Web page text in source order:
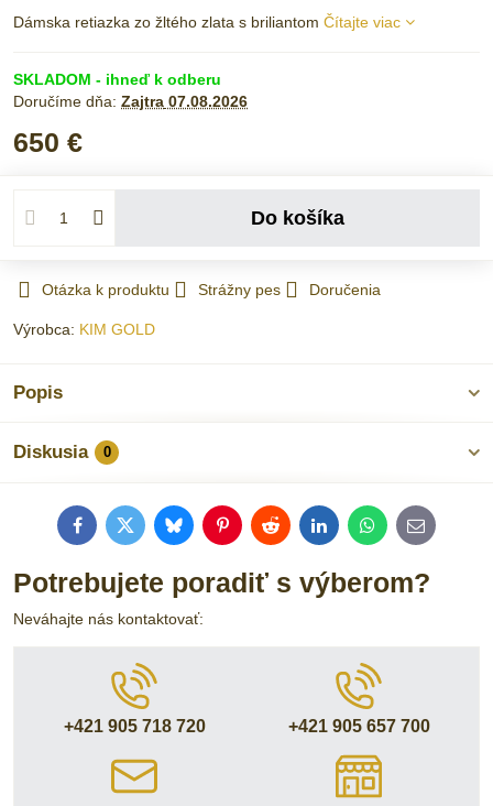
Dámska retiazka zo žltého zlata s briliantom Čítajte viac
SKLADOM - ihneď k odberu
Doručíme dňa: Zajtra 07.08.2026
650 €
Do košíka
Otázka k produktu Strážny pes Doručenia
Výrobca: KIM GOLD
Popis
Diskusia 0
FacebookTwitterBlueskyPinterestRedditLinkedInWhatsApp
E-
mail
Potrebujete poradiť s výberom?
Neváhajte nás kontaktovať:
+421 905 718 720 +421 905 657 700